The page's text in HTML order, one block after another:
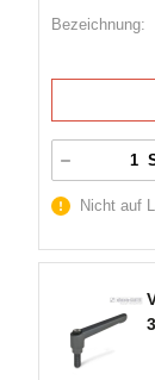
Bezeichnung:
Nicht auf